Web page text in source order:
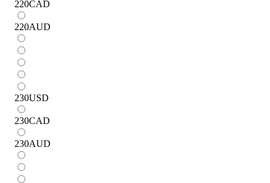
220CAD
220AUD
230USD
230CAD
230AUD